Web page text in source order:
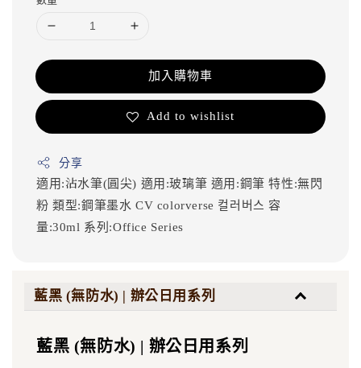
加入購物車
Add to wishlist
分享
適用:沾水筆(圓尖) 適用:玻璃筆 適用:鋼筆特性:無閃
粉類型:鋼筆墨水CV colorverse 컬러버스 容
量:30ml 系列:Office Series
藍黑 (無防水) | 辦公日用系列
藍黑 (無防水) | 辦公日用系列